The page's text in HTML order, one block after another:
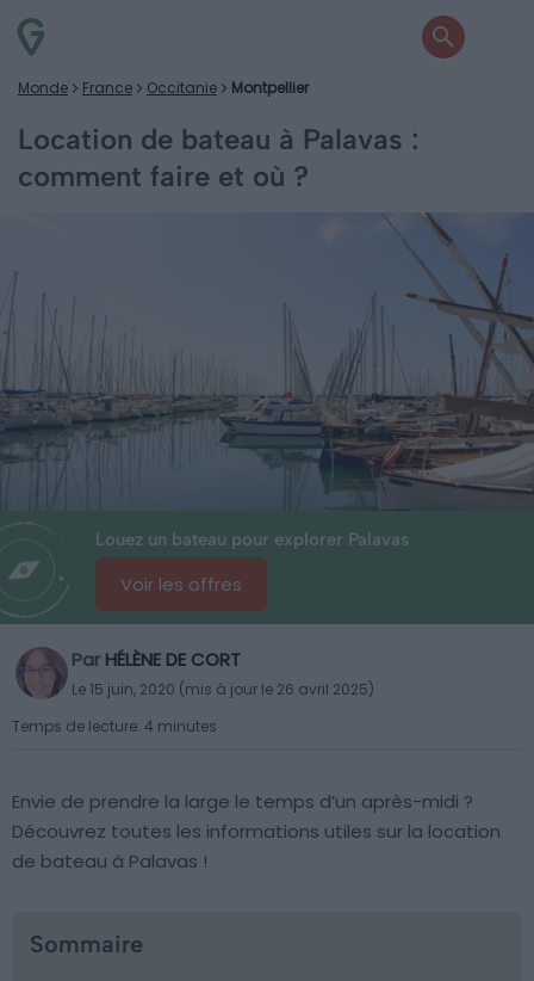
Monde France Occitanie Montpellier
Location de bateau à Palavas :
comment faire et où ?
Louez un bateau pour explorer Palavas
Voir les offres
Par HÉLÈNE DE CORT
Le 15 juin, 2020 (mis à jour le 26 avril 2025)
Temps de lecture: 4 minutes
Envie de prendre la large le temps d’un après-midi ?
Découvrez toutes les informations utiles sur la location
de bateau à Palavas !
Sommaire